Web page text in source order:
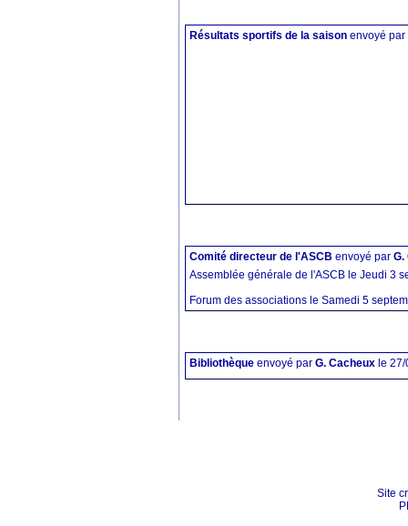
Résultats sportifs de la saison envoyé par
Comité directeur de l'ASCB envoyé par G.
Assemblée générale de l'ASCB le Jeudi 3
Forum des associations le Samedi 5
Bibliothèque envoyé par G. Cacheux le
Site